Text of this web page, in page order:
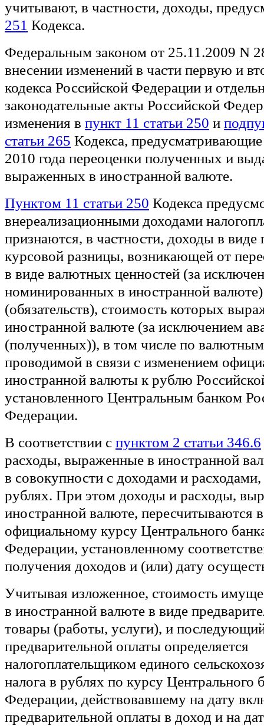
учитывают, в частности, доходы,
251 Кодекса.
Федеральным законом от 25.11.2009 N
внесении изменений в части первую и
кодекса Российской Федерации и
законодательные акты Российской
изменения в пункт 11 статьи 250 и
статьи 265 Кодекса,
2010 года переоценки полученных и
выраженных в иностранной валюте.
Пунктом 11 статьи 250 Кодекса
внереализационными доходами
признаются, в частности, доходы в виде
курсовой разницы, возникающей от
в виде валютных ценностей (за
номинированных в иностранной
(обязательств), стоимость которых
иностранной валюте (за исключением
(полученных)), в том числе по валютным
проводимой в связи с изменением
иностранной валюты к рублю
установленного Центральным банком
Федерации.
В соответствии с пунктом 2 статьи 346.6
расходы, выраженные в иностранной
в совокупности с доходами и
рублях. При этом доходы и расходы,
иностранной валюте, пересчитываются
официальному курсу Центрального
Федерации, установленному
получения доходов и (или) дату
Учитывая изложенное, стоимость
в иностранной валюте в виде
товары (работы, услуги), и
предварительной оплаты определяется
налогоплательщиком единого
налога в рублях по курсу Центрального
Федерации, действовавшему на дату
предварительной оплаты в доход и на